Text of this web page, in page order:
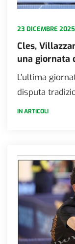
23 DICEMBRE 2025
Cles,
una giornata
L’ultima
disputa
IN ARTICOLI